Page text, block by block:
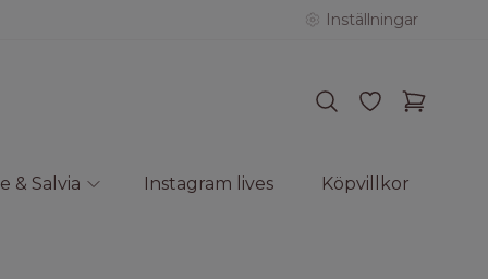
Inställningar
& Salvia Instagram lives Köpvillkor